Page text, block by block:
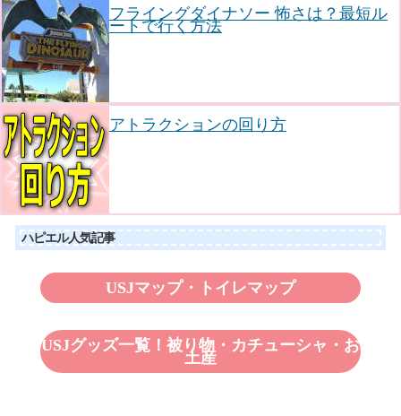
フライングダイナソー 怖さは？最短ル
ートで行く方法
アトラクションの回り方
ハピエル人気記事
USJマップ・トイレマップ
USJグッズ一覧！被り物・カチューシャ・お
土産